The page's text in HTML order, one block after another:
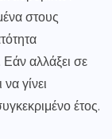
στους
αλλάξει σε
γίνει
έτος.